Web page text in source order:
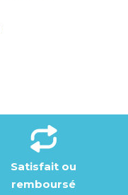
Satisfait ou
remboursé